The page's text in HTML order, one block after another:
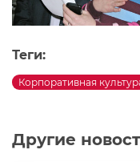
Другие
Теги:
Корпоративная